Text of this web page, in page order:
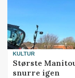
KULTUR
Største
snurre igen